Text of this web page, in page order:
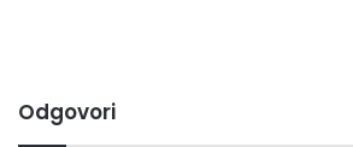
Odgovori